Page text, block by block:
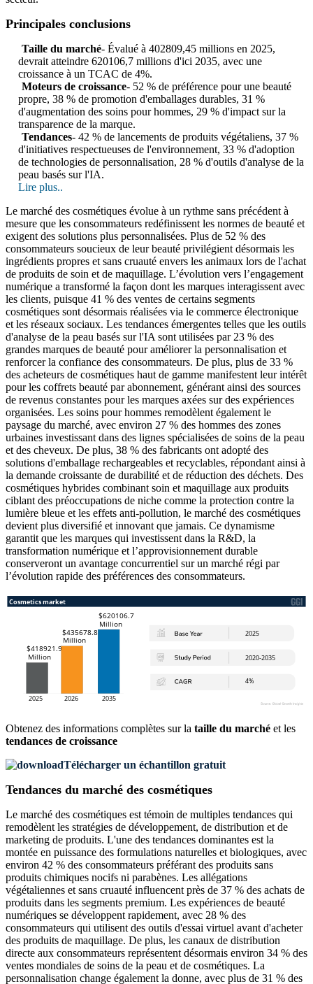
Principales conclusions
Taille du marché- Évalué à 402809,45 millions en 2025,
devrait atteindre 620106,7 millions d'ici 2035, avec une
croissance à un TCAC de 4%.
Moteurs de croissance- 52 % de préférence pour une beauté
propre, 38 % de promotion d'emballages durables, 31 %
d'augmentation des soins pour hommes, 29 % d'impact sur la
transparence de la marque.
Tendances- 42 % de lancements de produits végétaliens, 37 %
d'initiatives respectueuses de l'environnement, 33 % d'adoption
de technologies de personnalisation, 28 % d'outils d'analyse de la
peau basés sur l'IA.
Lire plus..
Le marché des cosmétiques évolue à un rythme sans précédent à
mesure que les consommateurs redéfinissent les normes de beauté et
exigent des solutions plus personnalisées. Plus de 52 % des
consommateurs soucieux de leur beauté privilégient désormais les
ingrédients propres et sans cruauté envers les animaux lors de l'achat
de produits de soin et de maquillage. L’évolution vers l’engagement
numérique a transformé la façon dont les marques interagissent avec
les clients, puisque 41 % des ventes de certains segments
cosmétiques sont désormais réalisées via le commerce électronique
et les réseaux sociaux. Les tendances émergentes telles que les outils
d'analyse de la peau basés sur l'IA sont utilisées par 23 % des
grandes marques de beauté pour améliorer la personnalisation et
renforcer la confiance des consommateurs. De plus, plus de 33 %
des acheteurs de cosmétiques haut de gamme manifestent leur intérêt
pour les coffrets beauté par abonnement, générant ainsi des sources
de revenus constantes pour les marques axées sur des expériences
organisées. Les soins pour hommes remodèlent également le
paysage du marché, avec environ 27 % des hommes des zones
urbaines investissant dans des lignes spécialisées de soins de la peau
et des cheveux. De plus, 38 % des fabricants ont adopté des
solutions d'emballage rechargeables et recyclables, répondant ainsi à
la demande croissante de durabilité et de réduction des déchets. Des
cosmétiques hybrides combinant soin et maquillage aux produits
ciblant des préoccupations de niche comme la protection contre la
lumière bleue et les effets anti-pollution, le marché des cosmétiques
devient plus diversifié et innovant que jamais. Ce dynamisme
garantit que les marques qui investissent dans la R&D, la
transformation numérique et l’approvisionnement durable
conserveront un avantage concurrentiel sur un marché régi par
l’évolution rapide des préférences des consommateurs.
Obtenez des informations complètes sur la taille du marché et les
tendances de croissance
Télécharger un échantillon gratuit
Tendances du marché des cosmétiques
Le marché des cosmétiques est témoin de multiples tendances qui
remodèlent les stratégies de développement, de distribution et de
marketing de produits. L'une des tendances dominantes est la
montée en puissance des formulations naturelles et biologiques, avec
environ 42 % des consommateurs préférant des produits sans
produits chimiques nocifs ni parabènes. Les allégations
végétaliennes et sans cruauté influencent près de 37 % des achats de
produits dans les segments premium. Les expériences de beauté
numériques se développent rapidement, avec 28 % des
consommateurs qui utilisent des outils d'essai virtuel avant d'acheter
des produits de maquillage. De plus, les canaux de distribution
directe aux consommateurs représentent désormais environ 34 % des
ventes mondiales de soins de la peau et de cosmétiques. La
personnalisation change également la donne, avec plus de 31 % des